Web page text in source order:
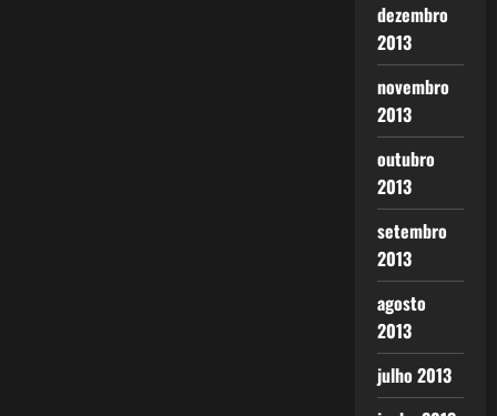
dezembro
2013
novembro
2013
outubro
2013
setembro
2013
agosto
2013
julho 2013